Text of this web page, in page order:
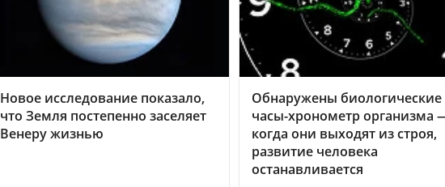
Новое исследование показало,
что Земля постепенно заселяет
Венеру жизнью
Обнаружены биологические
часы-хронометр организма
когда они выходят из строя,
развитие человека
останавливается